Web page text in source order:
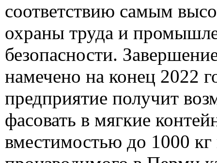
соответствию самым
охраны труда и
безопасности.
намечено на конец 2022
предприятие получит
фасовать в мягкие
вместимостью до 1000 кг